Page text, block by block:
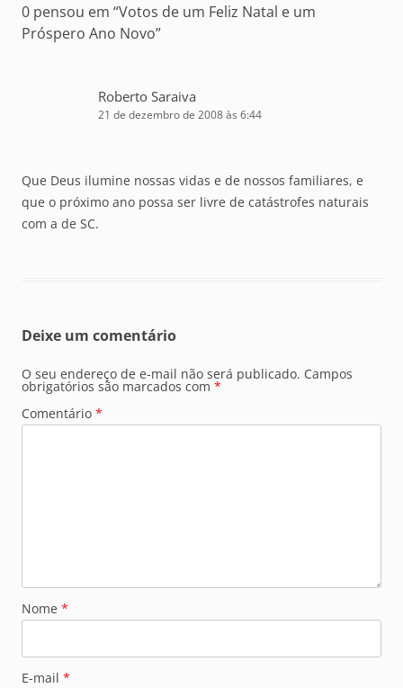
0 pensou em “Votos de um Feliz Natal e um
Próspero Ano Novo”
Roberto Saraiva
21 de dezembro de 2008 às 6:44
Que Deus ilumine nossas vidas e de nossos familiares, e
que o próximo ano possa ser livre de catástrofes naturais
com a de SC.
Deixe um comentário
O seu endereço de e-mail não será publicado. Campos
obrigatórios são marcados com *
Comentário *
Nome *
E-mail *